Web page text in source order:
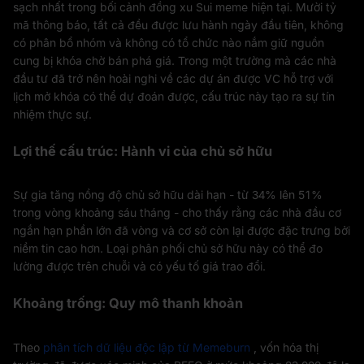
sạch nhất trong bối cảnh đồng xu Sui meme hiện tại. Mười tỷ
mã thông báo, tất cả đều được lưu hành ngày đầu tiên, không
có phân bổ nhóm và không có tổ chức nào nắm giữ nguồn
cung bị khóa chờ bán phá giá. Trong một trường mà các nhà
đầu tư đã trở nên hoài nghi về các dự án được VC hỗ trợ với
lịch mở khóa có thể dự đoán được, cấu trúc này tạo ra sự tín
nhiệm thực sự.
Lợi thế cấu trúc: Hành vi của chủ sở hữu
Sự gia tăng nồng độ chủ sở hữu dài hạn - từ 34% lên 51%
trong vòng khoảng sáu tháng - cho thấy rằng các nhà đầu cơ
ngắn hạn phần lớn đã vòng và cơ sở còn lại được đặc trưng bởi
niềm tin cao hơn. Loại phân phối chủ sở hữu này có thể đo
lường được trên chuỗi và có yếu tố giá trao đổi.
Khoảng trống: Quy mô thanh khoản
Theo phân tích dữ liệu độc lập từ Memeburn
, vốn hóa thị